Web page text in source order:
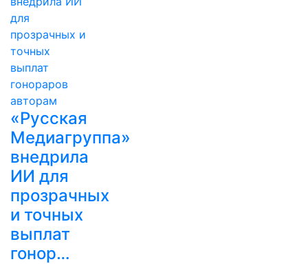
«Русская
Медиагруппа»
внедрила
ИИ для
прозрачных
и точных
выплат
гонор…